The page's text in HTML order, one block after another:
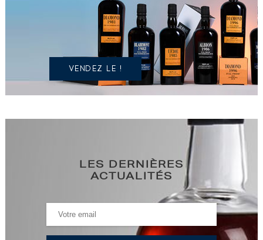
SPIRITUEUX
IDENTIQUE
VENDEZ LE !
LES DERNIÈRES
ACTUALITÉS